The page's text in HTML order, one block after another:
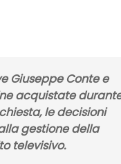
Giuseppe Conte e
acquistate
le decisioni
gestione della
televisivo.